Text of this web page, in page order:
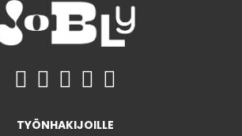
TYÖNHAKIJOILLE